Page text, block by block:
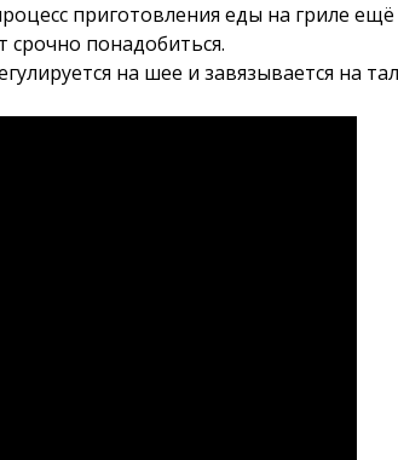
приготовления еды на гриле
срочно понадобиться.
на шее и завязывается на